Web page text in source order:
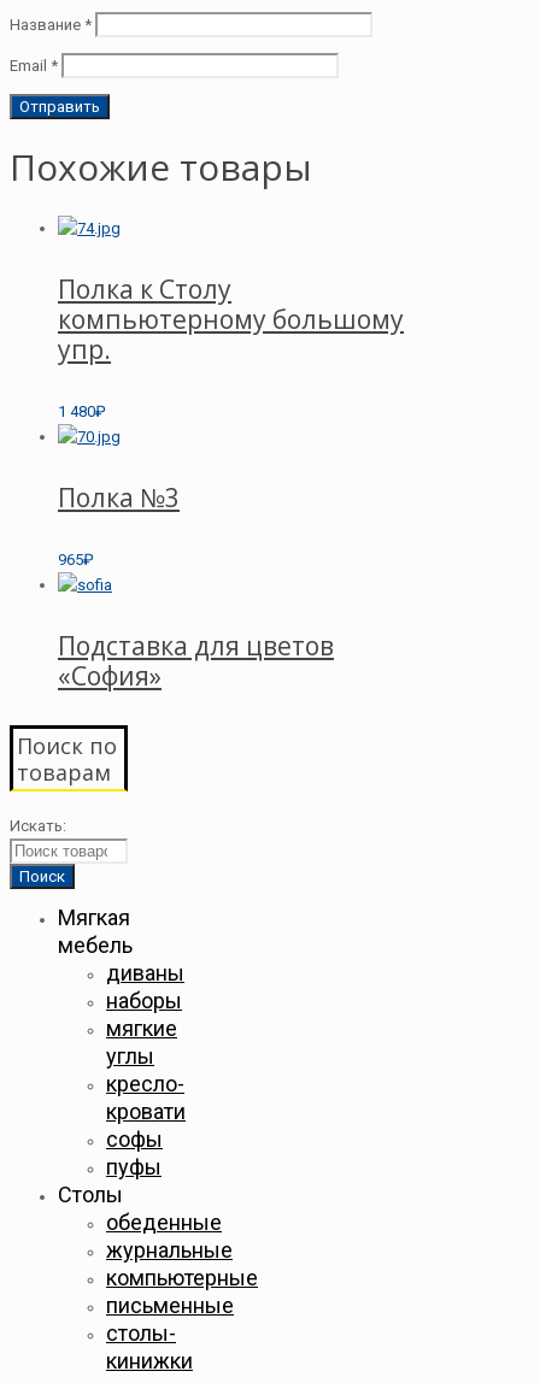
Название *
Email *
Похожие товары
Полка к Столу
компьютерному большому
упр.
1 480₽
Полка №3
965₽
Подставка для цветов
«София»
Поиск по
товарам
Искать:
Мягкая
мебель
диваны
наборы
мягкие
углы
кресло-
кровати
софы
пуфы
Столы
обеденные
журнальные
компьютерные
письменные
столы-
кинижки